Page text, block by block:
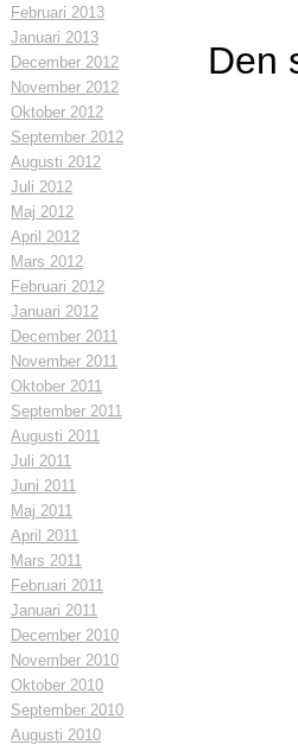
Februari 2013
Januari 2013
December 2012
November 2012
Oktober 2012
September 2012
Augusti 2012
Juli 2012
Maj 2012
April 2012
Mars 2012
Februari 2012
Januari 2012
December 2011
November 2011
Oktober 2011
September 2011
Augusti 2011
Juli 2011
Juni 2011
Maj 2011
April 2011
Mars 2011
Februari 2011
Januari 2011
December 2010
November 2010
Oktober 2010
September 2010
Augusti 2010
Den